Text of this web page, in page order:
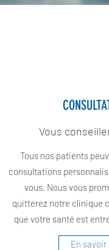
Vous
Tous nos patients
consultations
vous. Nous vous
quitterez notre clinique
que votre santé est
En savoir